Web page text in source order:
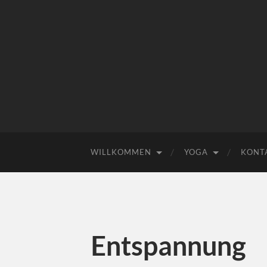
WILLKOMMEN YOGA
Entspannung